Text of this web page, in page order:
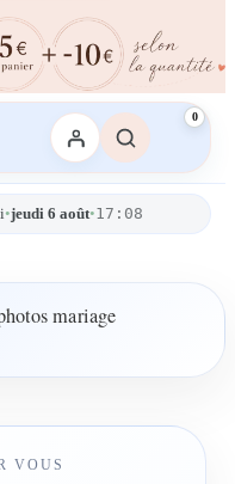
0
•jeudi 6 août•17:08
mariage
VOUS